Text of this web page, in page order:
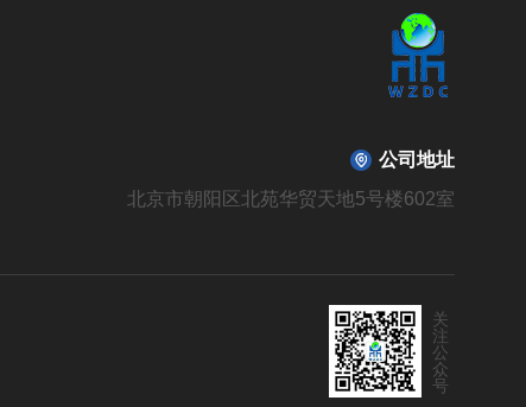
公司地址
北京市朝阳区北苑华贸天地5号楼602室
关
注
公
众
号